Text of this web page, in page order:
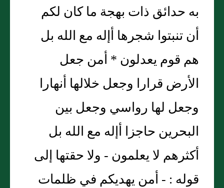
به حدائق ذات بهجة ما كان لكم
أن تنبتوا شجرها أإله مع الله بل
هم قوم يعدلون * أمن جعل
الأرض قرارا وجعل خلالها أنهارا
وجعل لها رواسي وجعل بين
البحرين حاجزا أإله مع الله بل
أكثرهم لا يعلمون - ولا حقتها إلى
قوله : - أمن يهديكم في ظلمات